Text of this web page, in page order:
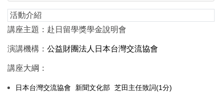
活動介紹
講座主題：赴日留學獎學金說明會
演講機構： 公益財團法人日本台灣交流協會
講座大綱：
日本台灣交流協會 新聞文化部 芝田主任致詞(1分)